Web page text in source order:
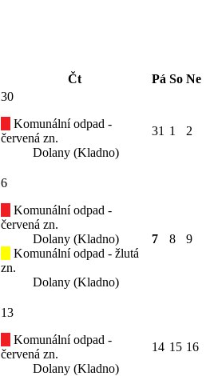
Čt Pá So Ne
30
Komunální odpad -
červená zn.
Dolany (Kladno)
31 1 2
6
Komunální odpad -
červená zn.
Dolany (Kladno)
Komunální odpad - žlutá
zn.
Dolany (Kladno)
7 8 9
13
Komunální odpad -
červená zn.
Dolany (Kladno)
14 15 16